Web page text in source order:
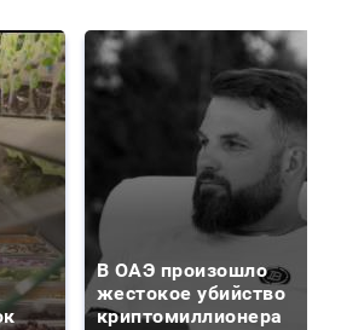
В ОАЭ произошло
жестокое убийство
криптомиллионера